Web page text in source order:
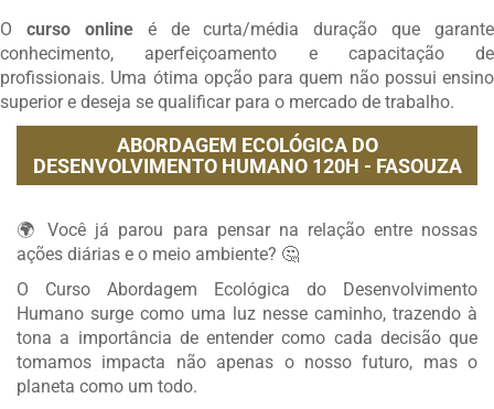
O curso online é de curta/média duração que garante
conhecimento, aperfeiçoamento e capacitação de
profissionais. Uma ótima opção para quem não possui ensino
superior e deseja se qualificar para o mercado de trabalho.
ABORDAGEM ECOLÓGICA DO
DESENVOLVIMENTO HUMANO 120H - FASOUZA
🌍 Você já parou para pensar na relação entre nossas
ações diárias e o meio ambiente? 🤔
O Curso Abordagem Ecológica do Desenvolvimento
Humano surge como uma luz nesse caminho, trazendo à
tona a importância de entender como cada decisão que
tomamos impacta não apenas o nosso futuro, mas o
planeta como um todo.